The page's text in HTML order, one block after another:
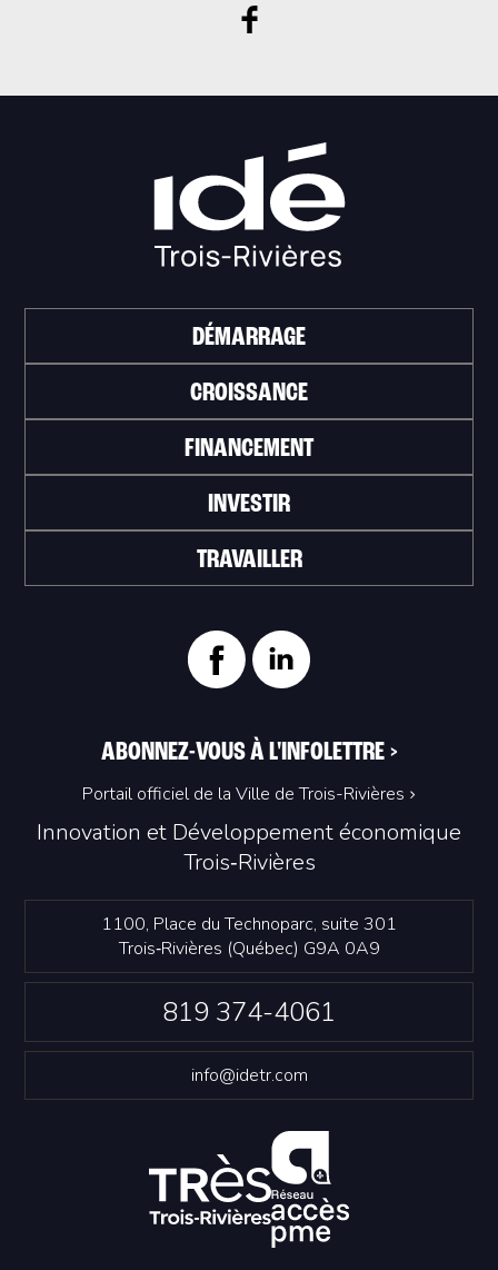
Innovation et Développement économique
Trois‑Rivières
1100, Place du Technoparc, suite 301
Trois‑Rivières (Québec) G9A 0A9
819 374-4061
info@idetr.com
DÉMARRAGE
CROISSANCE
FINANCEMENT
INVESTIR
TRAVAILLER
ABONNEZ-VOUS À L'INFOLETTRE >
Portail officiel de la Ville de Trois-Rivières